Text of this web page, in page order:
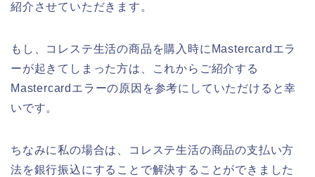
紹介させていただきます。
もし、コレステ生活の商品を購入時にMastercardエラ
ーが起きてしまった方は、これからご紹介する
Mastercardエラーの原因を参考にしていただけると幸
いです。
ちなみに私の場合は、コレステ生活の商品の支払い方
法を銀行振込にすることで解決することができました